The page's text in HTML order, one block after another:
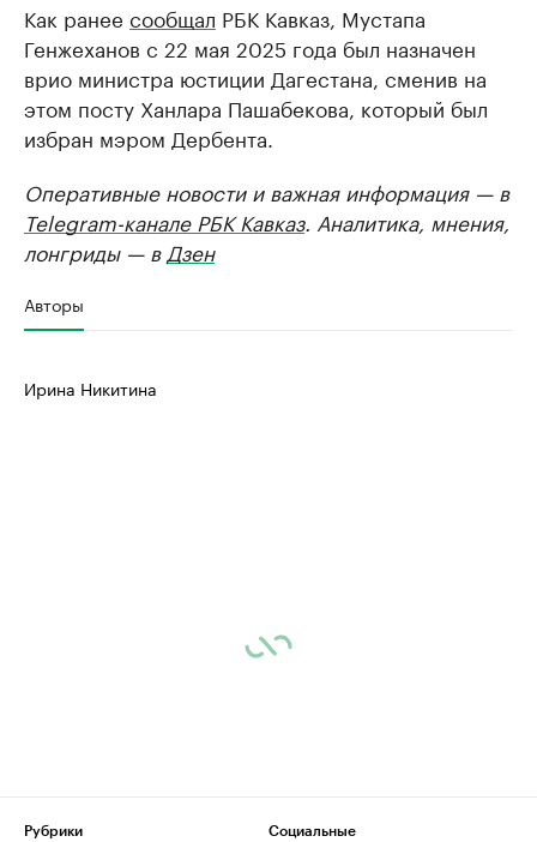
Как ранее сообщал РБК Кавказ, Мустапа
Генжеханов с 22 мая 2025 года был назначен
врио министра юстиции Дагестана, сменив на
этом посту Ханлара Пашабекова, который был
избран мэром Дербента.
Оперативные новости и важная информация — в
Telegram-канале РБК Кавказ. Аналитика, мнения,
лонгриды — в Дзен
Авторы
Ирина Никитина
Рубрики
Социальные